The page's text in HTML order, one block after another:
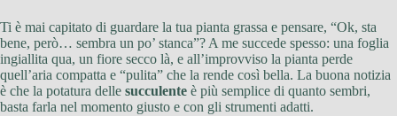
Ti è mai capitato di guardare la tua pianta grassa e pensare, “Ok, sta
bene, però… sembra un po’ stanca”? A me succede spesso: una foglia
ingiallita qua, un fiore secco là, e all’improvviso la pianta perde
quell’aria compatta e “pulita” che la rende così bella. La buona notizia
è che la potatura delle succulente è più semplice di quanto sembri,
basta farla nel momento giusto e con gli strumenti adatti.